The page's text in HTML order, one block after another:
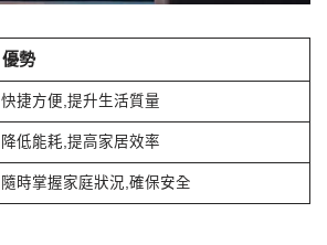
優勢
快捷方便,提升生活質量
降低能耗,提高家居效率
隨時掌握家庭狀況,確保安全